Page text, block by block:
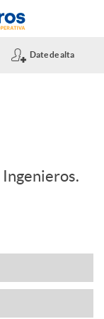
Date de alta
Ingenieros.